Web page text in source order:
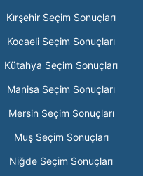
Kırşehir Seçim Sonuçları
Kocaeli Seçim Sonuçları
Kütahya Seçim Sonuçları
Manisa Seçim Sonuçları
Mersin Seçim Sonuçları
Muş Seçim Sonuçları
Niğde Seçim Sonuçları